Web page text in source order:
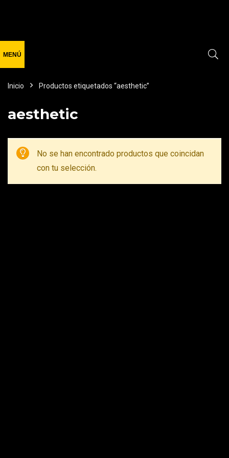
Inicio Productos etiquetados “aesthetic”
aesthetic
No se han encontrado productos que coincidan
con tu selección.